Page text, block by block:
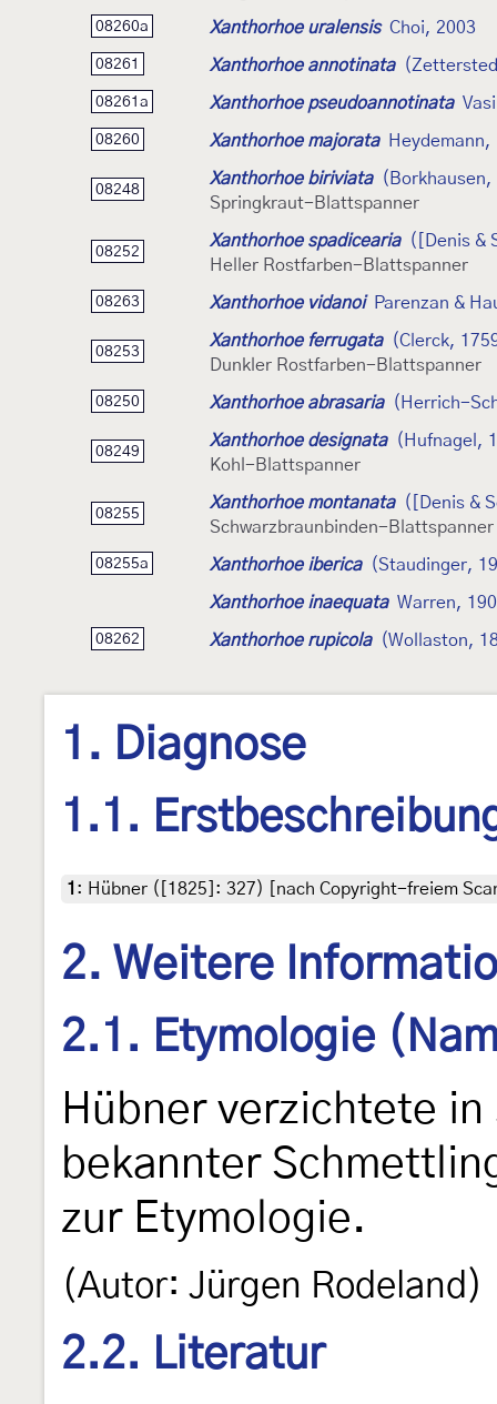
08260a Xanthorhoe uralensis Choi, 2003
08261 Xanthorhoe annotinata
08261a Xanthorhoe pseudoannotinata
08260 Xanthorhoe majorata Heydemann,
08248
Xanthorhoe biriviata
(Borkhausen,
Springkraut-Blattspanner
08252
Xanthorhoe spadicearia
([Denis &
Heller Rostfarben-Blattspanner
08263 Xanthorhoe vidanoi Parenzan &
08253
Xanthorhoe ferrugata
(Clerck,
Dunkler Rostfarben-Blattspanner
08250 Xanthorhoe abrasaria (Herrich-
08249
Xanthorhoe designata
(Hufnagel,
Kohl-Blattspanner
08255
Xanthorhoe montanata
([Denis &
Schwarzbraunbinden-Blattspanner
08255a Xanthorhoe iberica (Staudinger,
Xanthorhoe inaequata Warren,
08262 Xanthorhoe rupicola (Wollaston,
1. Diagnose
1.1.
1 : Hübner ([1825]: 327) [nach Copyright-freiem
2. Weitere
2.1. Etymologie
Hübner verzichtete
bekannter
zur Etymologie.
(Autor: Jürgen Rodeland)
2.2. Literatur